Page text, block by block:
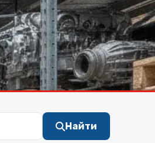
Найти